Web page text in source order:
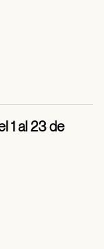
1 al 23 de